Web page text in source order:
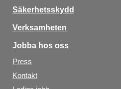
Säkerhetsskydd
Verksamheten
Jobba hos oss
Press
Kontakt